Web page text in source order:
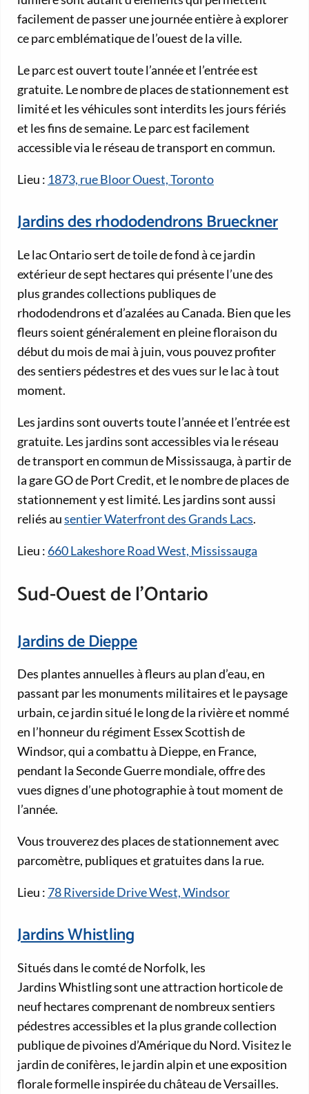
facilement de passer une journée entière à explorer
ce parc emblématique de l’ouest de la ville.
Le parc est ouvert toute l’année et l’entrée est
gratuite. Le nombre de places de stationnement est
limité et les véhicules sont interdits les jours fériés
et les fins de semaine. Le parc est facilement
accessible via le réseau de transport en commun.
Lieu : 1873, rue Bloor Ouest, Toronto
Jardins des rhododendrons Brueckner
Le lac Ontario sert de toile de fond à ce jardin
extérieur de sept hectares qui présente l’une des
plus grandes collections publiques de
rhododendrons et d’azalées au Canada. Bien que les
fleurs soient généralement en pleine floraison du
début du mois de mai à juin, vous pouvez profiter
des sentiers pédestres et des vues sur le lac à tout
moment.
Les jardins sont ouverts toute l’année et l’entrée est
gratuite. Les jardins sont accessibles via le réseau
de transport en commun de Mississauga, à partir de
la gare GO de Port Credit, et le nombre de places de
stationnement y est limité. Les jardins sont aussi
reliés ausentier Waterfront des Grands Lacs.
Lieu : 660 Lakeshore Road West, Mississauga
Sud-Ouest de l’Ontario
Jardins de Dieppe
Des plantes annuelles à fleurs au plan d’eau, en
passant par les monuments militaires et le paysage
urbain, ce jardin situé le long de la rivière et nommé
en l’honneur du régiment Essex Scottish de
Windsor, qui a combattu à Dieppe, en France,
pendant la Seconde Guerre mondiale, offre des
vues dignes d’une photographie à tout moment de
l’année.
Vous trouverez des places de stationnement avec
parcomètre, publiques et gratuites dans la rue.
Lieu : 78 Riverside Drive West, Windsor
Jardins Whistling
Situés dans le comté de Norfolk, les
Jardins Whistling sont une attraction horticole de
neuf hectares comprenant de nombreux sentiers
pédestres accessibles et la plus grande collection
publique de pivoines d’Amérique du Nord. Visitez le
jardin de conifères, le jardin alpin et une exposition
florale formelle inspirée du château de Versailles.